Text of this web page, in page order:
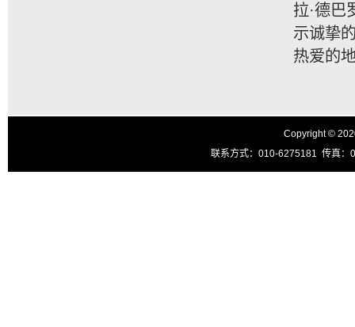
拉·德巴
示诚挚
热爱的
Copyright ©
联系方式：010-6275181 传真